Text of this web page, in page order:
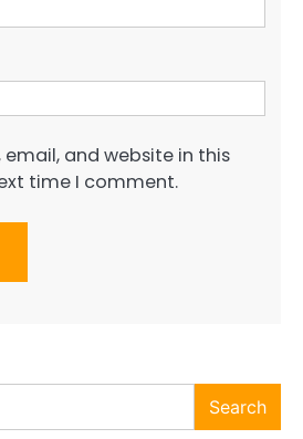
email, and website in this
time I comment.
Search